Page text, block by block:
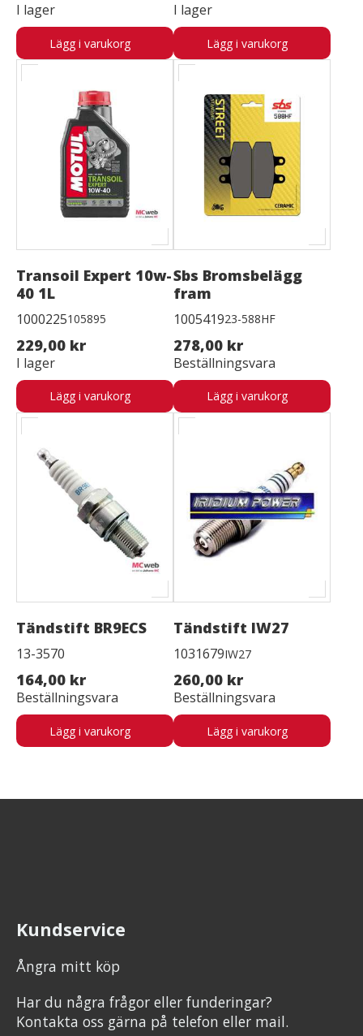
I lager
Lägg i varukorg
I lager
Lägg i varukorg
Transoil Expert 10w-
40 1L
1000225105895
229,00 kr
I lager
Lägg i varukorg
Sbs Bromsbelägg
fram
100541923-588HF
278,00 kr
Beställningsvara
Lägg i varukorg
Tändstift BR9ECS
13-3570
164,00 kr
Beställningsvara
Lägg i varukorg
Tändstift IW27
1031679IW27
260,00 kr
Beställningsvara
Lägg i varukorg
Kundservice
Ångra mitt köp
Har du några frågor eller funderingar?
Kontakta oss gärna på telefon eller mail.